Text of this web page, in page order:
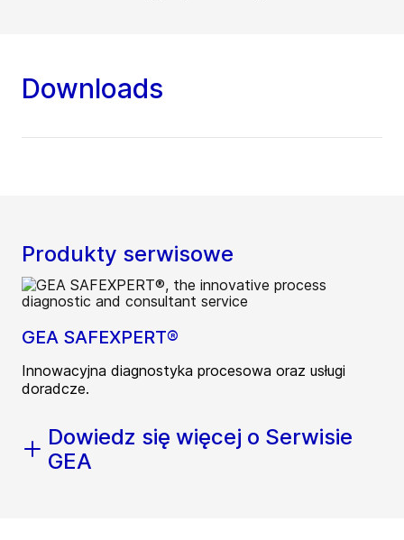
Downloads
Produkty serwisowe
GEA SAFEXPERT®
Innowacyjna diagnostyka procesowa oraz usługi
doradcze.
Dowiedz się więcej o Serwisie
GEA